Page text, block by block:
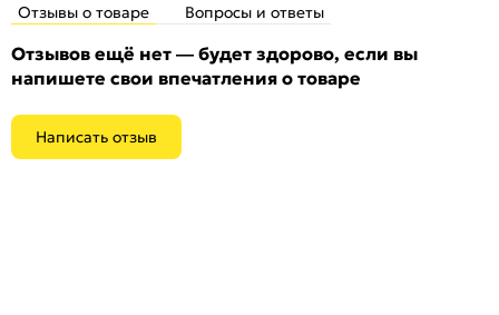
Отзывы о товаре Вопросы и ответы
Отзывов ещё нет — будет здорово, если вы
напишете свои впечатления о товаре
Написать отзыв